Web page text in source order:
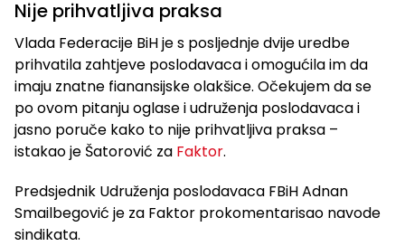
Nije prihvatljiva praksa
Vlada Federacije BiH je s posljednje dvije uredbe
prihvatila zahtjeve poslodavaca i omogućila im da
imaju znatne fianansijske olakšice. Očekujem da se
po ovom pitanju oglase i udruženja poslodavaca i
jasno poruče kako to nije prihvatljiva praksa –
istakao je Šatorović za Faktor.
Predsjednik Udruženja poslodavaca FBiH Adnan
Smailbegović je za Faktor prokomentarisao navode
sindikata.